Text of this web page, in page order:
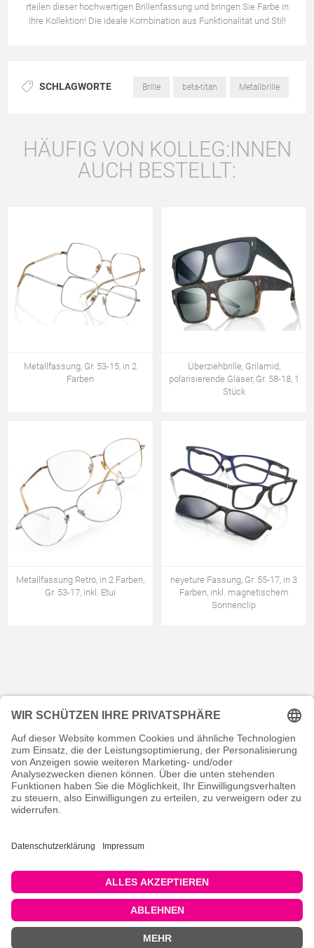
rteilen dieser hochwertigen Brillenfassung und bringen Sie Farbe in
Ihre Kollektion! Die ideale Kombination aus Funktionalität und Stil!
SCHLAGWORTE Brille beta-titan Metallbrille
HÄUFIG VON KOLLEG:INNEN
AUCH BESTELLT:
Metallfassung, Gr. 53-15, in 2
Farben
Überziehbrille, Grilamid,
polarisierende Gläser, Gr. 58-18, 1
Stück
Metallfassung Retro, in 2 Farben,
Gr. 53-17, inkl. Etui
neyeture Fassung, Gr. 55-17, in 3
Farben, inkl. magnetischem
Sonnenclip
KONTAKT
RECHTLICHES
INFORMATIVES
MEIN KONTO